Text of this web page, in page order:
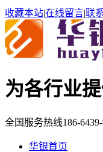
收藏本站|在线留言|联
为各行业
全国服务热线186-
华银首页